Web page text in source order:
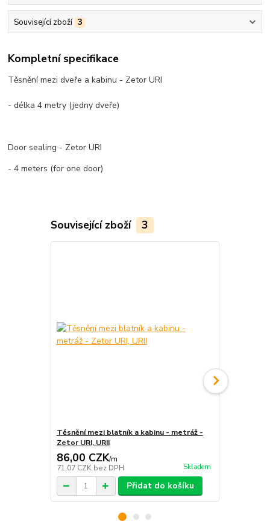
Související zboží 3
Kompletní specifikace
Těsnění mezi dveře a kabinu - Zetor URI
- délka 4 metry (jedny dveře)
Door sealing - Zetor URI
- 4 meters (for one door)
Související zboží 3
Těsnění mezi blatník a kabinu - metráž -
Zetor URI, URII
86,00 CZK/m
71,07 CZK bez DPH Skladem
Přidat do košíku